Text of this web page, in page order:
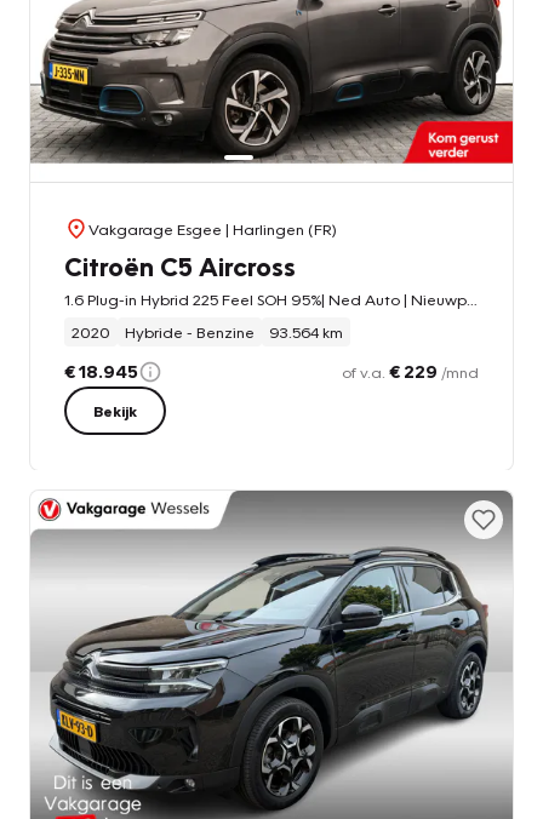
Vakgarage Esgee | Harlingen (FR)
Citroën C5 Aircross
2020
Hybride - Benzine 93.564 km
€ 18.945 of v.a. € 229 /mnd
Bekijk